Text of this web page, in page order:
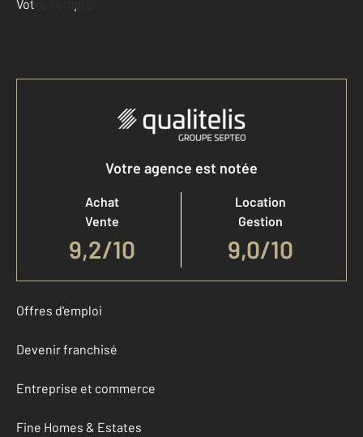
Votre compte :
Accéder à mon compte
Votre agence est notée
Achat
Vente
9,2/10
Location
Gestion
9,0/10
Offres d'emploi
Devenir franchisé
Entreprise et commerce
Fine Homes & Estates